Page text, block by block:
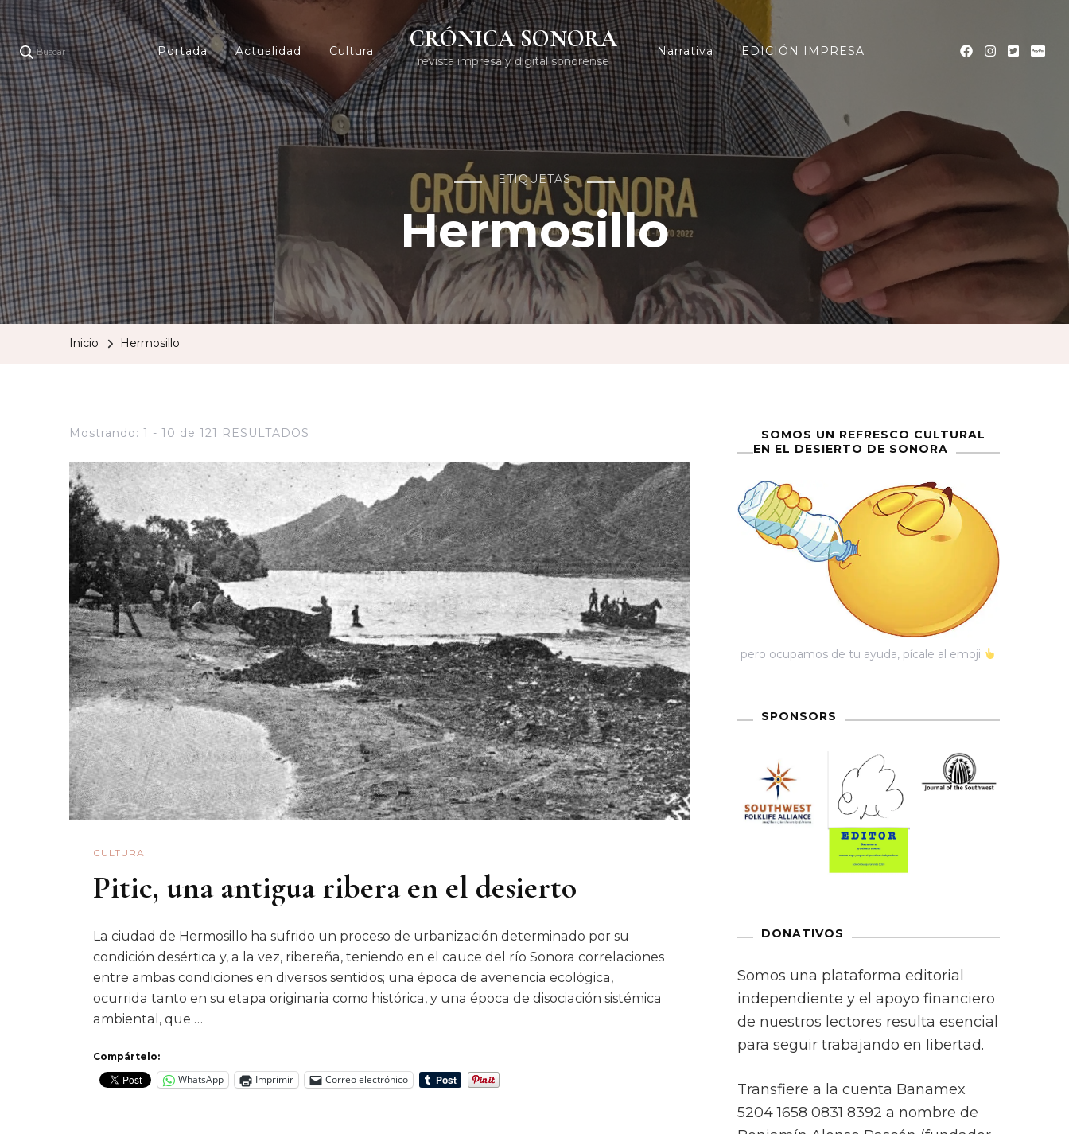
Buscar Portada Actualidad Cultura CRÓNICA SONORA
revista impresa y digital sonorense
Narrativa EDICIÓN IMPRESA
ETIQUETAS
Hermosillo
Inicio Hermosillo
Mostrando: 1 - 10 de 121 RESULTADOS
CULTURA
Pitic, una antigua ribera en el desierto
La ciudad de Hermosillo ha sufrido un proceso de urbanización determinado por su
condición desértica y, a la vez, ribereña, teniendo en el cauce del río Sonora correlaciones
entre ambas condiciones en diversos sentidos; una época de avenencia ecológica,
ocurrida tanto en su etapa originaria como histórica, y una época de disociación sistémica
ambiental, que …
Compártelo:
WhatsApp Imprimir Correo electrónico
SOMOS UN REFRESCO CULTURAL
EN EL DESIERTO DE SONORA
pero ocupamos de tu ayuda, pícale al emoji
SPONSORS
DONATIVOS
Somos una plataforma editorial
independiente y el apoyo financiero
de nuestros lectores resulta esencial
para seguir trabajando en libertad.
Transfiere a la cuenta Banamex
5204 1658 0831 8392 a nombre de